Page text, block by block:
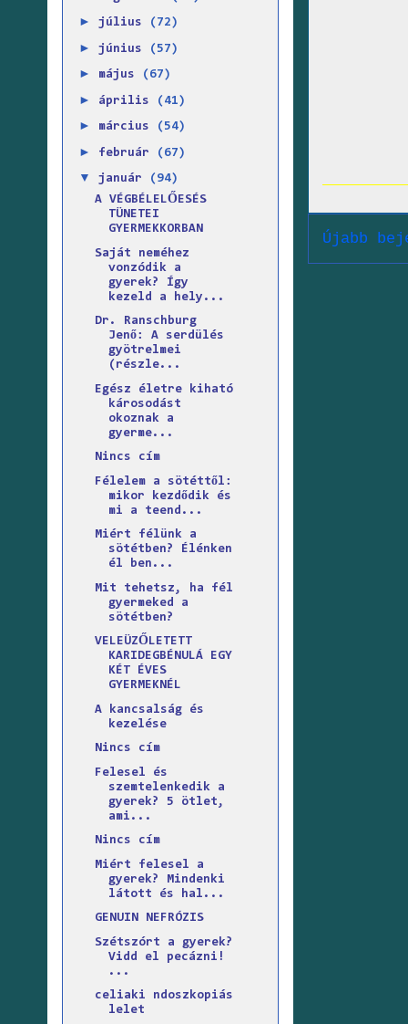
Újabb
► július (72)
► június (57)
► május (67)
► április (41)
► március (54)
► február (67)
▼ január
(94)
A VÉGBÉLELŐESÉS
TÜNETEI
GYERMEKKORBAN
Saját neméhez
vonzódik a
gyerek? Így
kezeld a hely...
Dr. Ranschburg
Jenő: A serdülés
gyötrelmei
(részle...
Egész életre kiható
károsodást
okoznak a
gyerme...
Nincs cím
Félelem a sötéttől:
mikor kezdődik és
mi a teend...
Miért félünk a
sötétben? Élénken
él ben...
Mit tehetsz, ha fél
gyermeked a
sötétben?
VELEÜZŐLETETT
KARIDEGBÉNULÁ EGY
KÉT ÉVES
GYERMEKNÉL
A kancsalság és
kezelése
Nincs cím
Felesel és
szemtelenkedik a
gyerek? 5 ötlet,
ami...
Nincs cím
Miért felesel a
gyerek? Mindenki
látott és hal...
GENUIN NEFRÓZIS
Szétszórt a gyerek?
Vidd el pecázni!
...
celiaki ndoszkopiás
lelet